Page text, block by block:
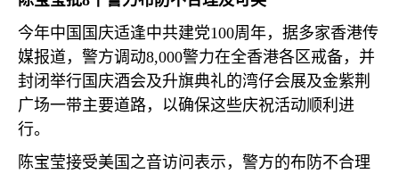
今年中国国庆适逢中共建党100周年，据多家香港传
媒报道，警方调动8,000警力在全香港各区戒备，并
封闭举行国庆酒会及升旗典礼的湾仔会展及金紫荆
广场一带主要道路，以确保这些庆祝活动顺利进
行。
陈宝莹接受美国之音访问表示，警方的布防不合理